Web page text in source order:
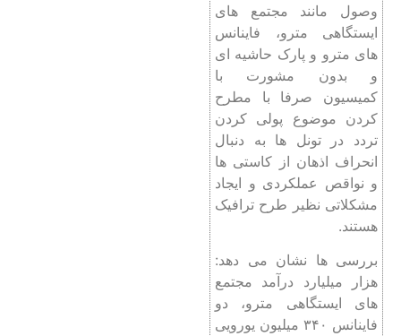
وصول مانند مجتمع های
ایستگاهی مترو، فاینانس
های مترو و پارک حاشیه ای
و بدون مشورت با
کمیسیون صرفا با مطرح
کردن موضوع پولی کردن
تردد در تونل ها به دنبال
انحراف اذهان از کاستی ها
و نواقص عملکردی و ایجاد
مشکلاتی نظیر طرح ترافیک
هستند.
بررسی ها نشان می دهد:
هزار میلیارد درآمد مجتمع
های ایستگاهی مترو، دو
فاینانس ۳۴۰ میلیون یورویی